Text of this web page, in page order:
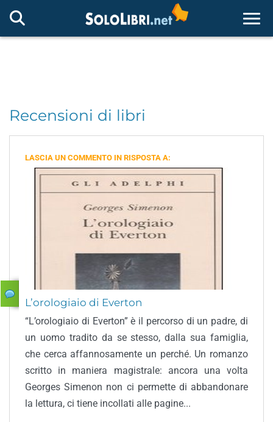
Recensioni di libri
LASCIA UN COMMENTO IN RISPOSTA A:
L’orologiaio di Everton
“L’orologiaio di Everton” è il percorso di un padre, di
un uomo tradito da se stesso, dalla sua famiglia,
che cerca affannosamente un perché. Un romanzo
scritto in maniera magistrale: ancora una volta
Georges Simenon non ci permette di abbandonare
la lettura, ci tiene incollati alle pagine...